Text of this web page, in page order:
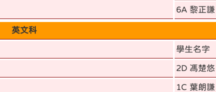
6A 黎正謙
英文科
學生名字
2D 馮楚悠
1C 葉朗謙